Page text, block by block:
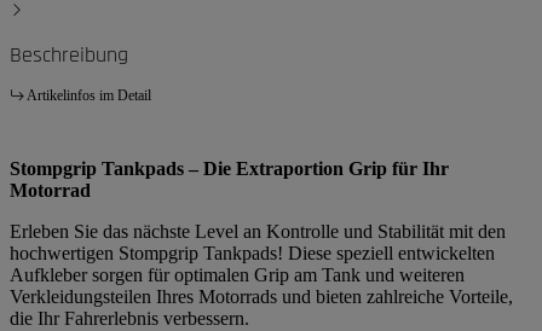
Beschreibung
Artikelinfos im Detail
Stompgrip Tankpads – Die Extraportion Grip für Ihr
Motorrad
Erleben Sie das nächste Level an Kontrolle und Stabilität mit den
hochwertigen Stompgrip Tankpads! Diese speziell entwickelten
Aufkleber sorgen für optimalen Grip am Tank und weiteren
Verkleidungsteilen Ihres Motorrads und bieten zahlreiche Vorteile,
die Ihr Fahrerlebnis verbessern.